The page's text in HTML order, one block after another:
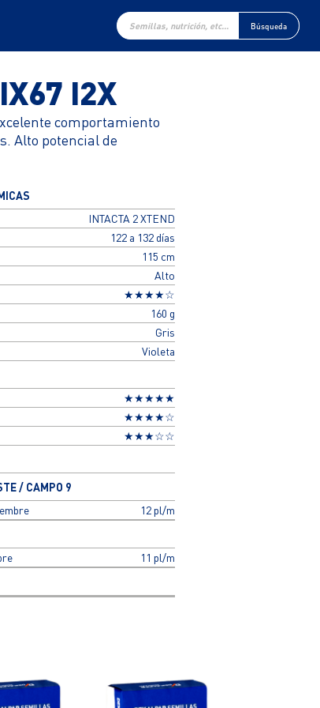
Búsqueda
de
productos
Búsqueda
I2X
comportamiento
Alto potencial de
INTACTA 2 XTEND
122 a 132 días
115 cm
Alto
★★★★☆
160 g
Gris
Violeta
★★★★★
★★★★☆
★★★☆☆
/ CAMPO 9
12 pl/m
11 pl/m